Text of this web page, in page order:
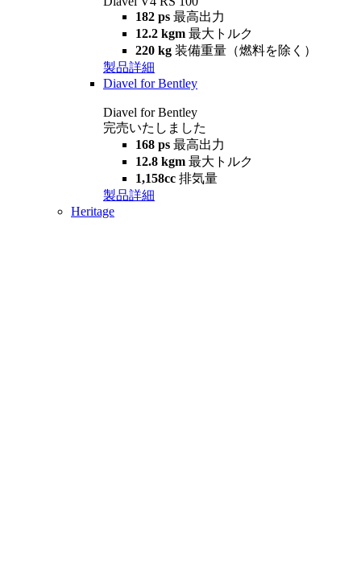
182 ps 最高出力
12.2 kgm 最大トルク
220 kg 装備重量（燃料を除く）
製品詳細
Diavel for Bentley
Diavel for Bentley
完売いたしました
168 ps 最高出力
12.8 kgm 最大トルク
1,158cc 排気量
製品詳細
Heritage